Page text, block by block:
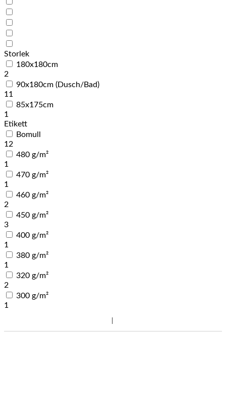
Storlek
180x180cm
2
90x180cm (Dusch/Bad)
11
85x175cm
1
Etikett
Bomull
12
480 g/m²
1
470 g/m²
1
460 g/m²
2
450 g/m²
3
400 g/m²
1
380 g/m²
1
320 g/m²
2
300 g/m²
1